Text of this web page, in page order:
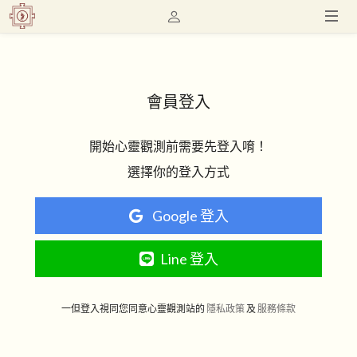
會員登入
開始心靈觀測前需要先登入唷！
選擇你的登入方式
Google 登入
Line 登入
一但登入視同您同意心靈觀測站的 隱私政策及 服務條款